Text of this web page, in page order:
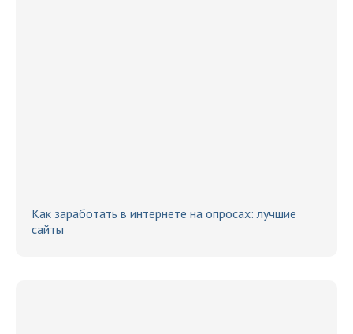
Как заработать в интернете на опросах: лучшие
сайты